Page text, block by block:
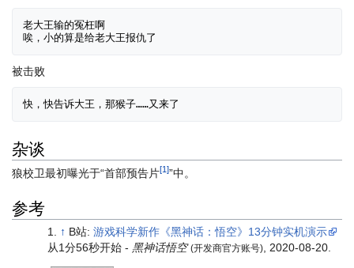
老大王输的冤枉啊
被击败
杂谈
狼校卫最初曝光于“首部预告片[1]”中。
参考
↑ B站: 游戏科学新作《黑神话：悟空》13分钟实机演示
从1分56秒开始 - 黑神话悟空 (开发商官方账号), 2020-08-20.